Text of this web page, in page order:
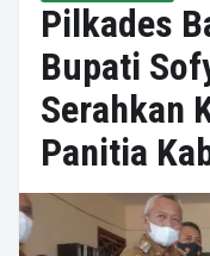
Pilkades
Bupati
Serahkan
Panitia